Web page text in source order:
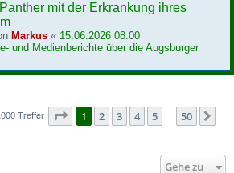
mit der Erkrankung ihres
Markus « 15.06.2026 08:00
und Medienberichte über die Augsburger
Treffer Seite 1von 50
1 2 3 4 5 50
Gehe zu